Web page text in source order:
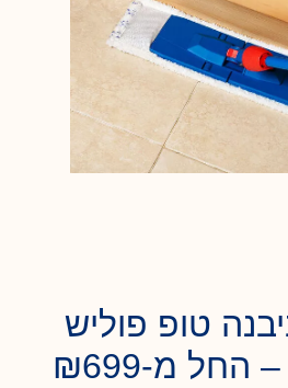
טופ פוליש
מ-₪699